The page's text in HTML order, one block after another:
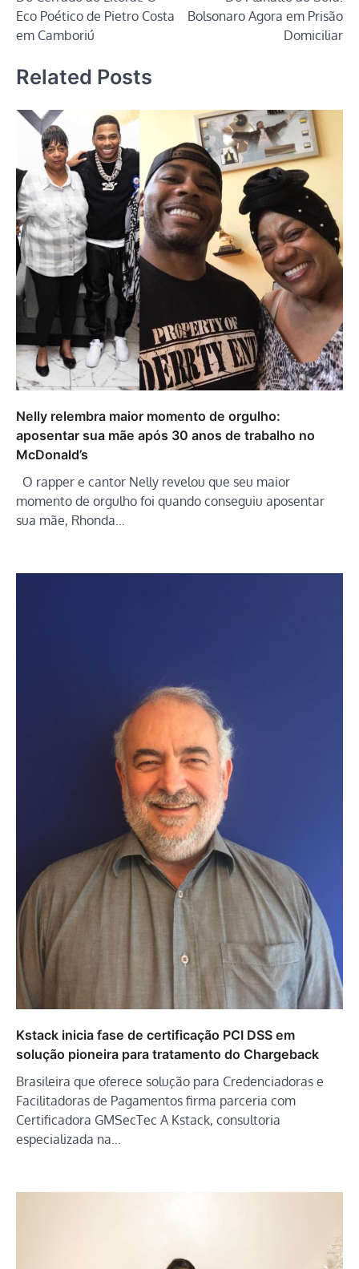
Post
Eco Poético de Pietro Costa
em Camboriú
Bolsonaro Agora em Prisão
Domiciliar
Related Posts
Nelly relembra maior momento de orgulho:
aposentar sua mãe após 30 anos de trabalho no
McDonald’s
O rapper e cantor Nelly revelou que seu maior
momento de orgulho foi quando conseguiu aposentar
sua mãe, Rhonda…
Kstack inicia fase de certificação PCI DSS em
solução pioneira para tratamento do Chargeback
Brasileira que oferece solução para Credenciadoras e
Facilitadoras de Pagamentos firma parceria com
Certificadora GMSecTec A Kstack, consultoria
especializada na…